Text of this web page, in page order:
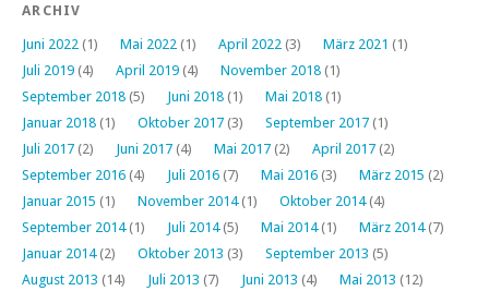
ARCHIV
Juni 2022 (1) Mai 2022 (1) April 2022 (3) März 2021 (1)
Juli 2019 (4) April 2019 (4) November 2018 (1)
September 2018 (5) Juni 2018 (1) Mai 2018 (1)
Januar 2018 (1) Oktober 2017 (3) September 2017 (1)
Juli 2017 (2) Juni 2017 (4) Mai 2017 (2) April 2017 (2)
September 2016 (4) Juli 2016 (7) Mai 2016 (3) März 2015 (2)
Januar 2015 (1) November 2014(1) Oktober 2014(4)
September 2014(1) Juli 2014(5) Mai 2014(1) März 2014(7)
Januar 2014(2) Oktober 2013 (3) September 2013 (5)
August 2013 (14) Juli 2013 (7) Juni 2013 (4) Mai 2013 (12)